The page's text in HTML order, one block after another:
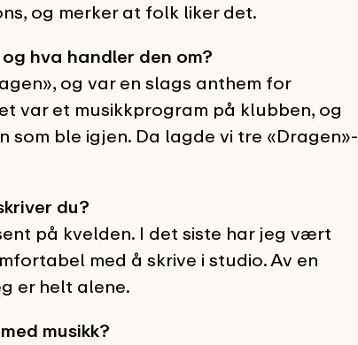
og merker at folk liker det.
hva handler den om?
og var en slags anthem for
var et musikkprogram på klubben, og
ble igjen. Da lagde vi tre «Dragen»-
du?
på kvelden. I det siste har jeg vært
med å skrive i studio. Av en
er helt alene.
musikk?